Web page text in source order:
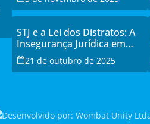
Modernização
STJ e a Lei dos Distratos: A
Insegurança Jurídica em
Debate e a Resistência à
Modernização
21 de outubro de 2025